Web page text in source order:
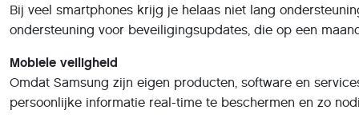
Bij veel smartphones krijg je helaas niet lang
ondersteuning voor beveiligingsupdates, die op een
Mobiele veiligheid
Omdat Samsung zijn eigen producten, software en
persoonlijke informatie real-time te beschermen en zo